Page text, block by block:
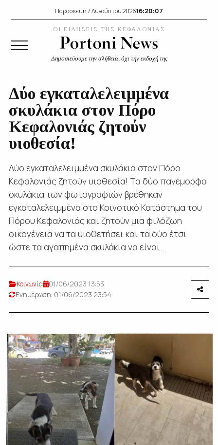
Παρασκευή 7 Αυγούστου 202616:20:07
ΟΙ ΕΙΔΗΣΕΙΣ ΤΗΣ ΚΕΦΑΛΟΝΙΑΣ
Δημοσιεύουμε την αλήθεια, όχι την εκδοχή της
Δύο εγκαταλελειμμένα
σκυλάκια στον Πόρο
Κεφαλονιάς ζητούν
υιοθεσία!
Δύο εγκαταλελειμμένα σκυλάκια στον Πόρο
Κεφαλονιάς ζητούν υιοθεσία! Τα δύο πανέμορφα
σκυλάκια των φωτογραφιών βρέθηκαν
εγκαταλελειμμένα στο Κοινοτικό Κατάστημα του
Πόρου Κεφαλονιάς και ζητούν μια φιλόζωη
οικογένεια να τα υιοθετήσει και τα δύο έτσι
ώστε τα αγαπημένα σκυλάκια να είναι...
Κοινωνία
01/06/2023 13:53
Ενημέρωση: 01/06/2023 23:54